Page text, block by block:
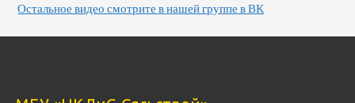
Остальное видео смотрите в нашей группе в ВК